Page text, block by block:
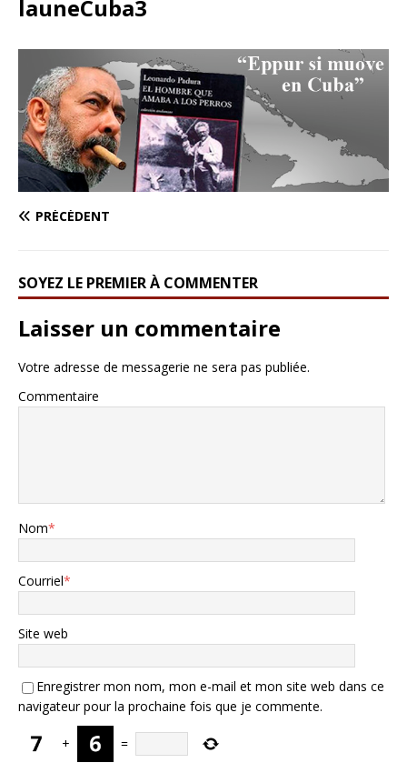
launeCuba3
PRÉCÉDENT
SOYEZ LE PREMIER À COMMENTER
Laisser un commentaire
Votre adresse de messagerie ne sera pas publiée.
Commentaire
Nom*
Courriel*
Site web
Enregistrer mon nom, mon e-mail et mon site web dans ce
navigateur pour la prochaine fois que je commente.
+ =